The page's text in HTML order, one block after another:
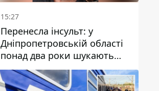
15:27
Перенесла інсульт: у
Дніпропетровській області
понад два роки шукають
зниклу жінку